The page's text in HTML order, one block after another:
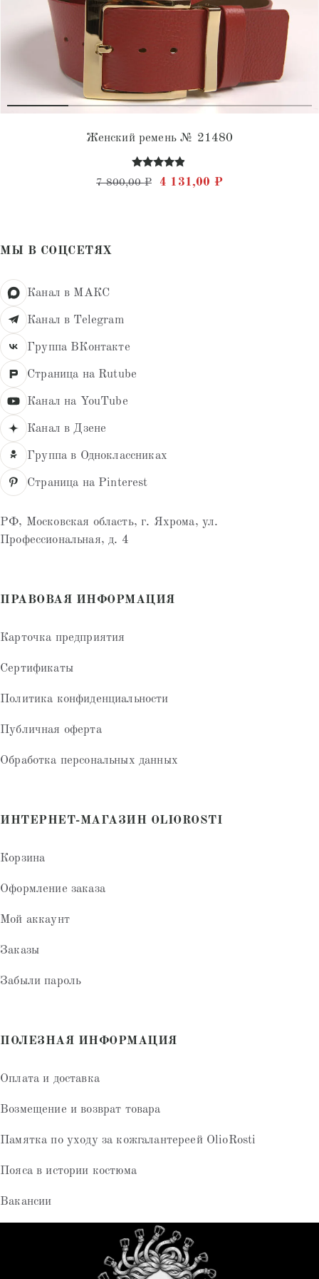
Женский ремень № 21480
Оценка
4.75
7 800,00₽ Первоначальная цена
4 131,00 ₽Текущая цена:
МЫ В СОЦСЕТЯХ
Канал в МАКС
Канал в Telegram
Группа ВКонтакте
Страница на Rutube
Канал на YouTube
Канал в Дзене
Группа в Одноклассниках
Страница на Pinterest
РФ, Московская область, г. Яхрома, ул.
Профессиональная, д. 4
ПРАВОВАЯ ИНФОРМАЦИЯ
Карточка предприятия
Сертификаты
Политика конфиденциальности
Публичная оферта
Обработка персональных данных
ИНТЕРНЕТ-МАГАЗИН OLIOROSTI
Корзина
Оформление заказа
Мой аккаунт
Заказы
Забыли пароль
ПОЛЕЗНАЯ ИНФОРМАЦИЯ
Оплата и доставка
Возмещение и возврат товара
Памятка по уходу за кожгалантереей OlioRosti
Пояса в истории костюма
Вакансии